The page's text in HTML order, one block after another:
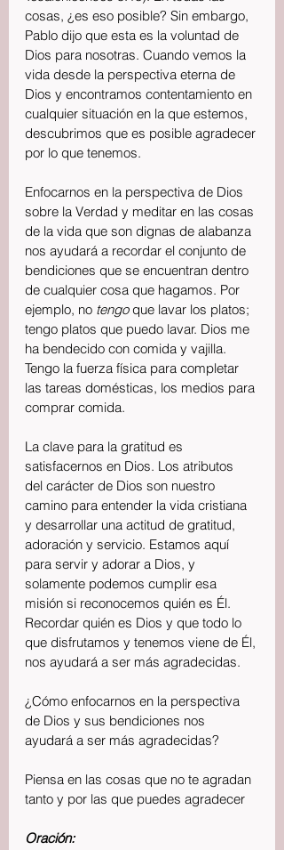
cosas, ¿es eso posible? Sin embargo,
Pablo dijo que esta es la voluntad de
Dios para nosotras. Cuando vemos la
vida desde la perspectiva eterna de
Dios y encontramos contentamiento en
cualquier situación en la que estemos,
descubrimos que es posible agradecer
por lo que tenemos.
Enfocarnos en la perspectiva de Dios
sobre la Verdad y meditar en las cosas
de la vida que son dignas de alabanza
nos ayudará a recordar el conjunto de
bendiciones que se encuentran dentro
de cualquier cosa que hagamos. Por
ejemplo, no tengo que lavar los platos;
tengo platos que puedo lavar. Dios me
ha bendecido con comida y vajilla.
Tengo la fuerza física para completar
las tareas domésticas, los medios para
comprar comida.
La clave para la gratitud es
satisfacernos en Dios. Los atributos
del carácter de Dios son nuestro
camino para entender la vida cristiana
y desarrollar una actitud de gratitud,
adoración y servicio. Estamos aquí
para servir y adorar a Dios, y
solamente podemos cumplir esa
misión si reconocemos quién es Él.
Recordar quién es Dios y que todo lo
que disfrutamos y tenemos viene de Él,
nos ayudará a ser más agradecidas.
¿Cómo enfocarnos en la perspectiva
de Dios y sus bendiciones nos
ayudará a ser más agradecidas?
Piensa en las cosas que no te agradan
tanto y por las que puedes agradecer
Oración: